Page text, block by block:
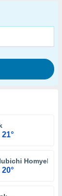
21°
Homyel
20°